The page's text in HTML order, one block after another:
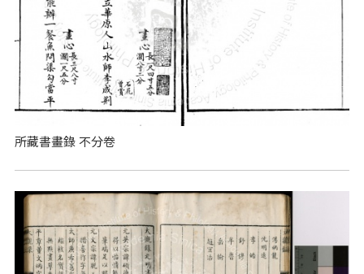
所藏書畫錄 不分卷